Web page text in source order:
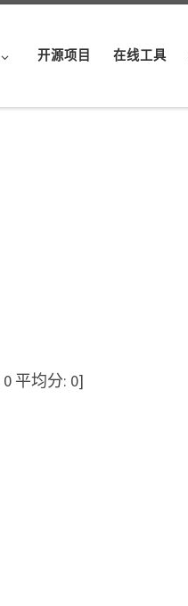
开源项目 在线工具
0 平均分: 0]